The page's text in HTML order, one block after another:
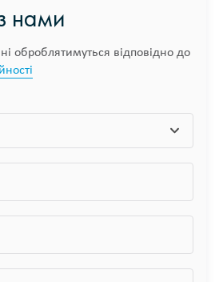
нами
оброблятимуться відповідно до